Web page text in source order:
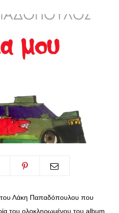
του Λάκη Παπαδόπουλου που
του ολοκληρωμένου του album